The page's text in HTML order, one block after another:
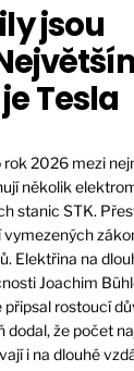
jsou
Tesla
rok 2026 mezi
několik
stanic STK.
Elektřina na
Joachim
rostoucí
dodal, že počet
i na dlouhé